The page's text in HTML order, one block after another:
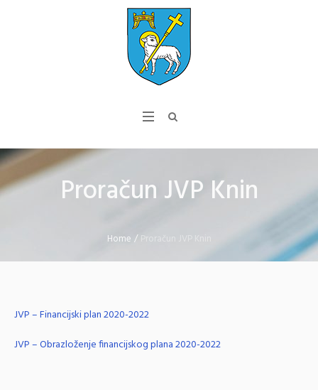
Proračun JVP Knin
Home /Proračun JVP Knin
JVP – Financijski plan 2020-2022
JVP – Obrazloženje financijskog plana 2020-2022